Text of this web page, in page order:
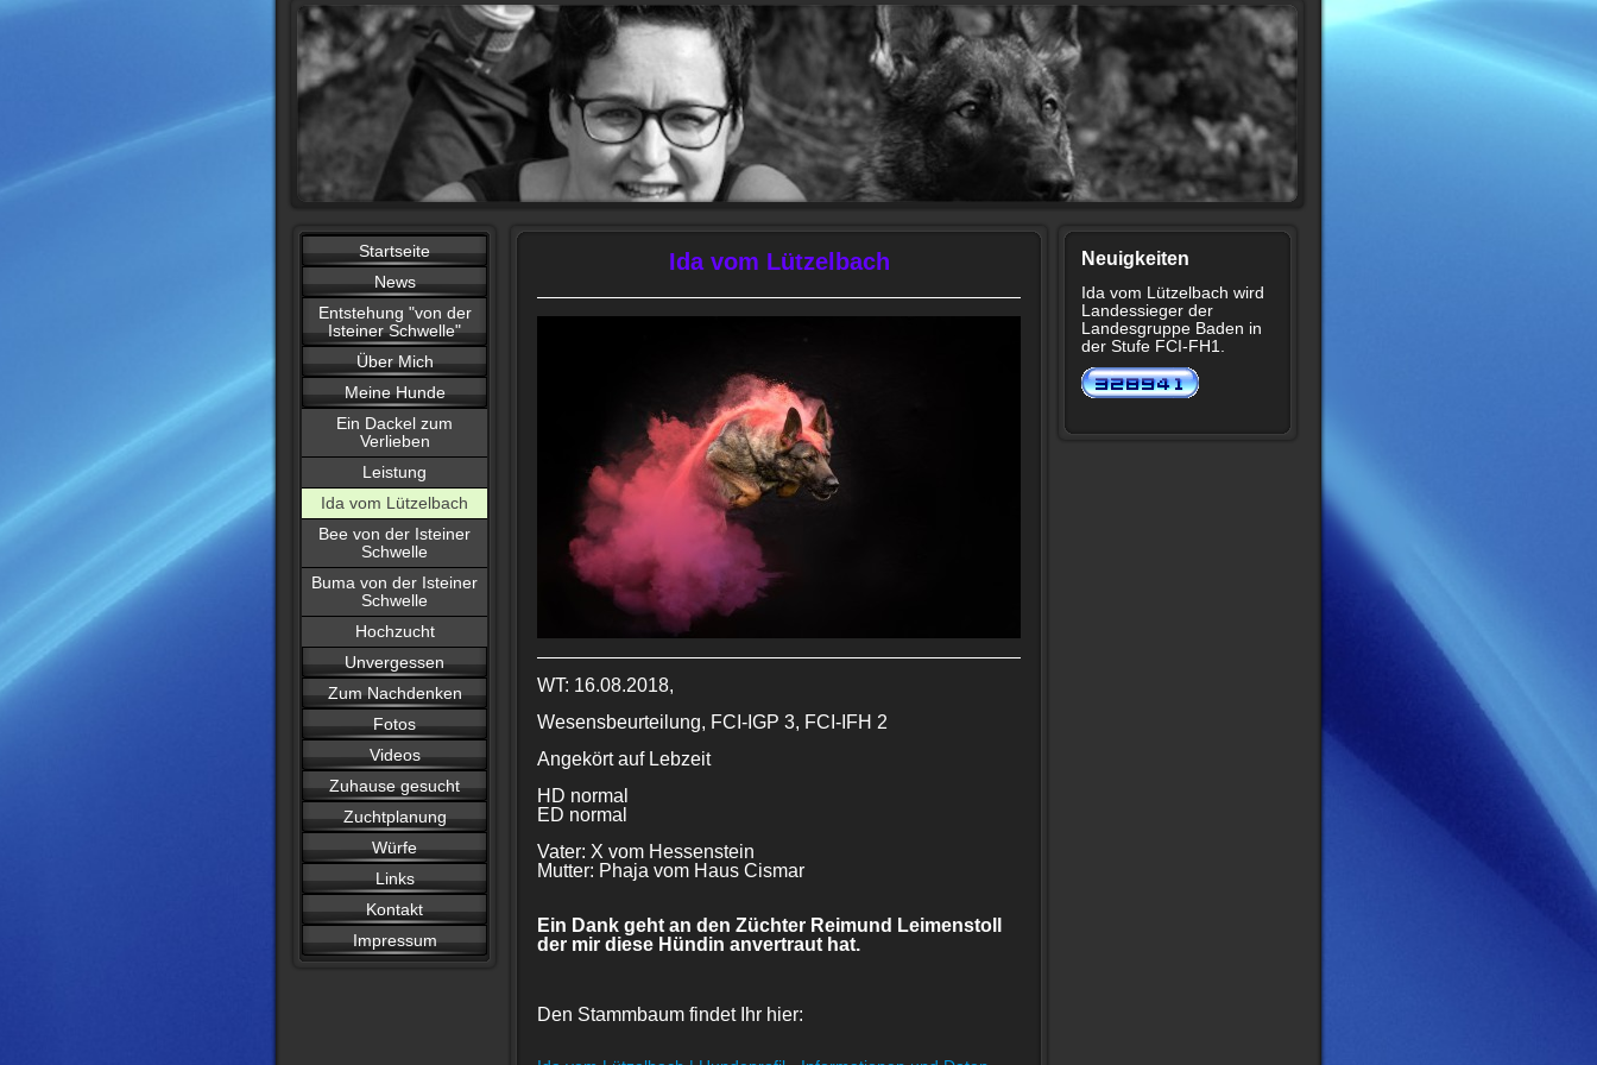
Startseite
News
Entstehung "von der
Isteiner Schwelle"
Über Mich
Meine Hunde
Ein Dackel zum
Verlieben
Leistung
Ida vom Lützelbach
Bee von der Isteiner
Schwelle
Buma von der Isteiner
Schwelle
Hochzucht
Unvergessen
Zum Nachdenken
Fotos
Videos
Zuhause gesucht
Zuchtplanung
Würfe
Links
Kontakt
Impressum
Ida vom Lützelbach
WT: 16.08.2018,
Wesensbeurteilung, FCI-IGP 3, FCI-IFH 2
Angekört auf Lebzeit
HD normal
ED normal
Vater: X vom Hessenstein
Mutter: Phaja vom Haus Cismar
Ein Dank geht an den Züchter Reimund Leimenstoll
der mir diese Hündin anvertraut hat.
Den Stammbaum findet Ihr hier:
Neuigkeiten
Ida vom Lützelbach wird
Landessieger der
Landesgruppe Baden in
der Stufe FCI-FH1.